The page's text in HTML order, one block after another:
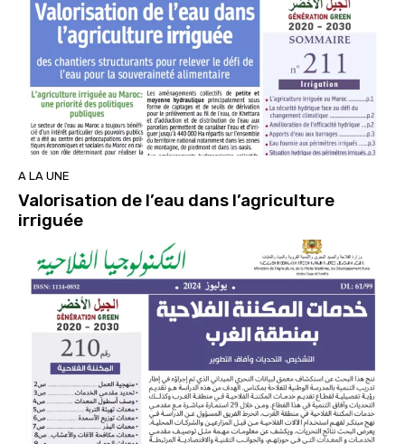
A LA UNE
Valorisation de l’eau dans l’agriculture
irriguée